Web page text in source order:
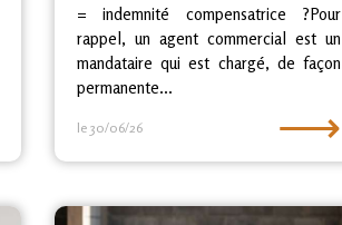
= indemnité compensatrice ?Pour
rappel, un agent commercial est un
mandataire qui est chargé, de façon
permanente...
le 30/06/26 ⟶